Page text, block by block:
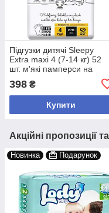
Підгузки дитячі Sleepy
Extra maxi 4 (7-14 кг) 52
шт. м'які памперси на
398 ₴
Купити
Акційні пропозиції
Новинка Подарунок